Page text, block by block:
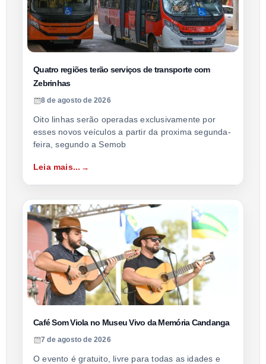
Quatro regiões terão serviços de transporte com
Zebrinhas
8 de agosto de 2026
Oito linhas serão operadas exclusivamente por
esses novos veículos a partir da proxima segunda-
feira, segundo a Semob
Leia mais...
Café Som Viola no Museu Vivo da Memória Candanga
7 de agosto de 2026
O evento é gratuito, livre para todas as idades e